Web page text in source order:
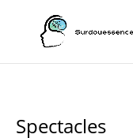
Spectacles